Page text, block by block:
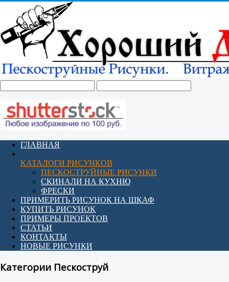
ГЛАВНАЯ
КАТАЛОГИ РИСУНКОВ
ПЕСКОСТРУЙНЫЕ РИСУНКИ
СКИНАЛИ НА КУХНЮ
ФРЕСКИ
ПРИМЕРИТЬ РИСУНОК НА ШКАФ
КУПИТЬ РИСУНОК
ПРИМЕРЫ ПРОЕКТОВ
СТАТЬИ
КОНТАКТЫ
НОВЫЕ РИСУНКИ
Категории Пескоструй